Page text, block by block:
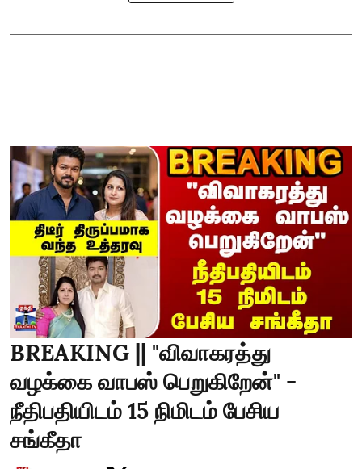
BREAKING || "விவாகரத்து
வழக்கை வாபஸ் பெறுகிறேன்" -
நீதிபதியிடம் 15 நிமிடம் பேசிய
சங்கீதா